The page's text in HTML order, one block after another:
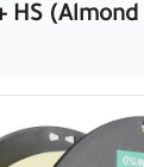
HS